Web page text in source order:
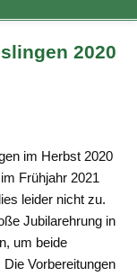
2020
im Herbst 2020
Frühjahr 2021
leider nicht zu.
Jubilarehrung in
um beide
Vorbereitungen